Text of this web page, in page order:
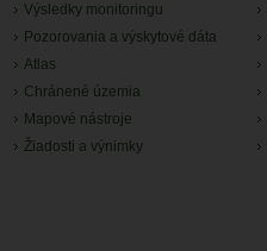
Výsledky monitoringu
Pozorovania a výskytové dáta
Atlas
Chránené územia
Mapové nástroje
Žiadosti a výnimky